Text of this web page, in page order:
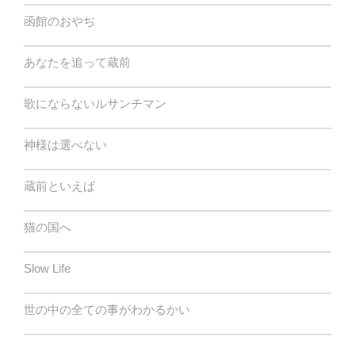
函館のおやぢ
あなたを追って蔵前
歌にならないルサンチマン
神様は選べない
蔵前といえば
猫の国へ
Slow Life
世の中の全ての事がわかるかい